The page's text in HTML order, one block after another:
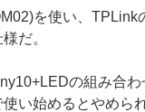
を使い、TPLink
だ。
の組み合
い始めるとやめら